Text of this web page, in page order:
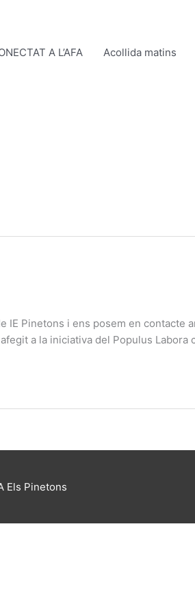
A L’AFA Acollida matins
IE Pinetons i ens posem en
a la iniciativa del Populus Labora
Els Pinetons